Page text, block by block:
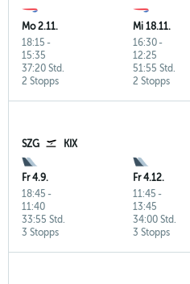
Mo 2.11.
18:15 -
15:35
2 Stopps
37:20 Std.
Mi 18.11.
16:30-
12:25
2 Stopps
51:55 Std.
SZG KIX
Fr 4.9.
18:45 -
11:40
3 Stopps
33:55 Std.
Fr 4.12.
11:45 -
13:45
3 Stopps
34:00 Std.